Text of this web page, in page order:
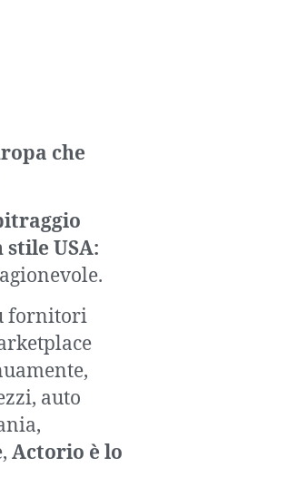
che
USA:
fornitori
auto
Actorio è lo